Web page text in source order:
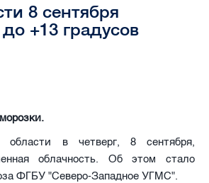
8 сентября
+13 градусов
области в четверг, 8 сентября,
облачность. Об этом стало
ФГБУ "Северо-Западное УГМС".